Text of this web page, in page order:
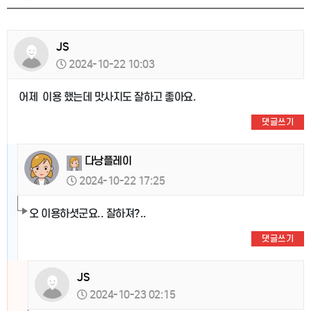
JS
2024-10-22 10:03
어제 이용 했는데 맛사지도 잘하고 좋아요.
댓글쓰기
다낭플레이
2024-10-22 17:25
오 이용하셧군요.. 잘하져?..
댓글쓰기
JS
2024-10-23 02:15